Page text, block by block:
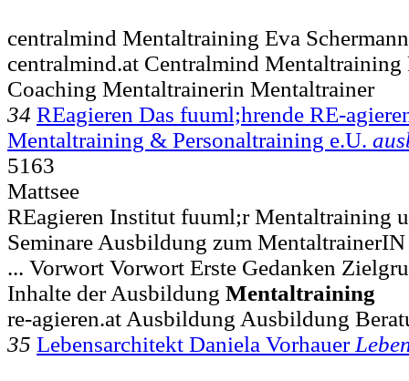
centralmind Mentaltraining Eva Schermann
centralmind.at Centralmind Mentaltraining
Coaching Mentaltrainerin Mentaltrainer
34 REagieren Das fuuml;hrende RE-
Mentaltraining & Personaltraining e.U.
5163
Mattsee
REagieren Institut fuuml;r Mentaltraining
Seminare Ausbildung zum
... Vorwort Vorwort Erste Gedanken
Inhalte der Ausbildung Mentaltraining
re-agieren.at Ausbildung Ausbildung
35 Lebensarchitekt Daniela Vorhauer